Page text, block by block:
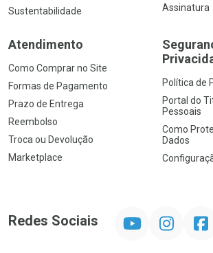
Sustentabilidade
Assinatura
Atendimento
Como Comprar no Site
Formas de Pagamento
Prazo de Entrega
Reembolso
Troca ou Devolução
Marketplace
Política de
Portal do
Pessoais
Como
Dados
Redes Sociais Instagram